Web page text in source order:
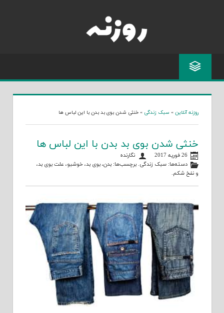
روزنه آنلاین » سبک زندگی » خنثی شدن بوی بد بدن با این لباس ها
خنثی شدن بوی بد بدن با این لباس ها
26 فوریه 2017
نگارنده
دسته‌ها:سبک زندگی. برچسب‌ها:بدن،بوی بد،خوشبو، علت بوی بد،
و نفخ شکم.